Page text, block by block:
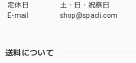
定休日
土・日・祝祭日
E-mail
shop@spacli.com
送料について